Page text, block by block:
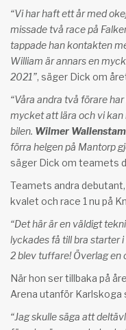
“Vi har haft ett år med
missade två race på
tappade han kontakten
William är annars en
2021”, säger Dick om
“Våra andra två förare
mycket att lära och vi
bilen. Wilmer Wallenstam
förra helgen på Mantorp
säger Dick om teamets
Teamets andra debutant,
kvalet och race 1 nu på
“Det här är en väldigt
lyckades få till bra starter
2 blev tuffare! Överlag en
När hon ser tillbaka på
Arena utanför Karlskoga
“Jag skulle säga att